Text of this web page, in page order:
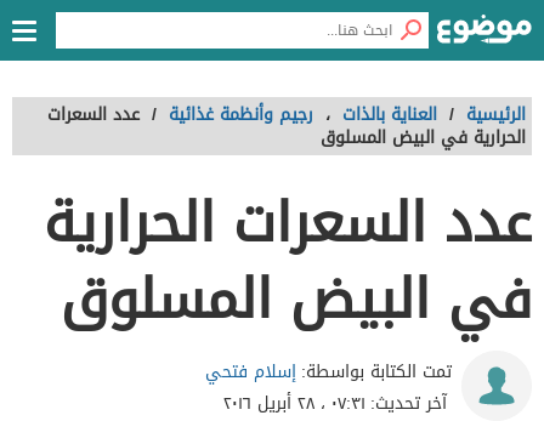
الرئيسية / العناية بالذات ، رجيم وأنظمة غذائية / عدد السعرات
الحرارية في البيض المسلوق
عدد السعرات الحرارية
في البيض المسلوق
تمت الكتابة بواسطة:إسلام فتحي
آخر تحديث: ٠٧:٣١ ، ٢٨ أبريل ٢٠١٦